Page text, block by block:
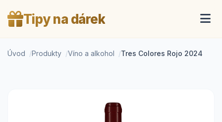
Tipy na dárek
Úvod Produkty Víno a alkohol Tres Colores Rojo 2024